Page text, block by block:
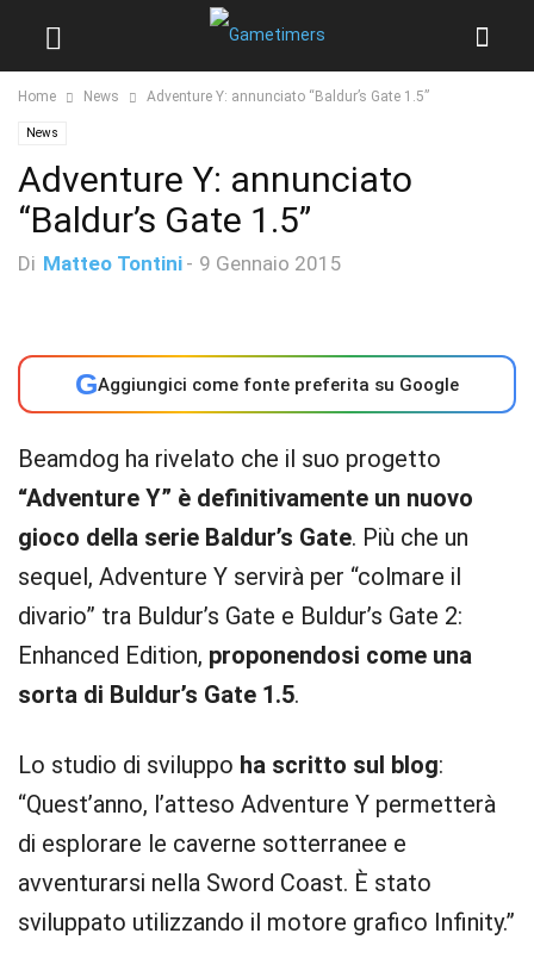
Home News Adventure Y: annunciato “Baldur’s Gate 1.5”
News
Adventure Y: annunciato
“Baldur’s Gate 1.5”
Di Matteo Tontini - 9 Gennaio 2015
GAggiungici come fonte preferita su Google
Beamdog ha rivelato che il suo progetto
“Adventure Y” è definitivamente un nuovo
gioco della serie Baldur’s Gate. Più che un
sequel, Adventure Y servirà per “colmare il
divario” tra Buldur’s Gate e Buldur’s Gate 2:
Enhanced Edition, proponendosi come una
sorta di Buldur’s Gate 1.5.
Lo studio di sviluppo ha scritto sul blog:
“Quest’anno, l’atteso Adventure Y permetterà
di esplorare le caverne sotterranee e
avventurarsi nella Sword Coast. È stato
sviluppato utilizzando il motore grafico Infinity.”